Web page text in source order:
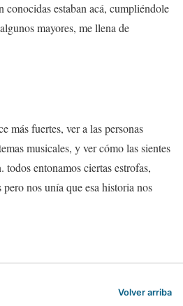
conocidas estaban acá, cumpliéndole
mayores, me llena de
más fuertes, ver a las personas
musicales, y ver cómo las sientes
todos entonamos ciertas estrofas,
nos unía que esa historia nos
Volver arriba